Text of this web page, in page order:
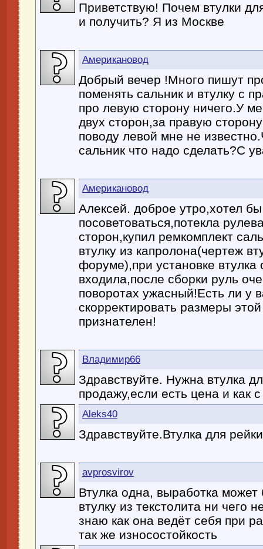
Приветствую! Почем втулки
и получить? Я из Москве
Американовод
Добрый вечер !Много пишут
поменять сальник и втулку с
про левую сторону ничего.У
двух сторон,за правую
поводу левой мне не
сальник что надо сделать?С
Американовод
Алексей. доброе утро,хотел
посоветоваться,потекла
сторон,купил ремкомплект
втулку из капролона(чертеж
форуме),при установке втулка
входила,после сборки руль
поворотах ужасный!Есть ли у
скорректировать размеры
признателен!
Владимир66
Здравствуйте. Нужна втулка
продажу,если есть цена и как
Aleks40
Здравствуйте.Втулка для
avprosvirov
Втулка одна, выработка может
втулку из текстолита ни чего
знаю как она ведёт себя при
так же износостойкость